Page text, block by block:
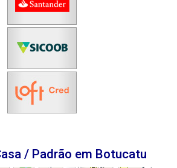
/ Padrão em Botucatu